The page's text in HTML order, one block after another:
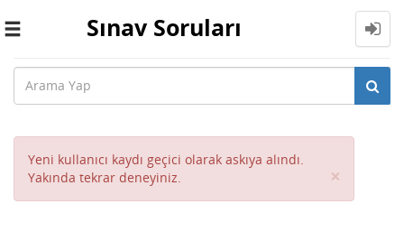
Toggle
Sınav Soruları
Yeni kullanıcı kaydı geçici olarak askıya alındı.
Yakında tekrar deneyiniz.
×